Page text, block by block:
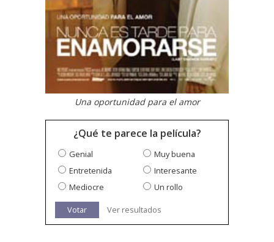
Una oportunidad para el amor
¿Qué te parece la película?
Genial
Muy buena
Entretenida
Interesante
Mediocre
Un rollo
Votar Ver resultados